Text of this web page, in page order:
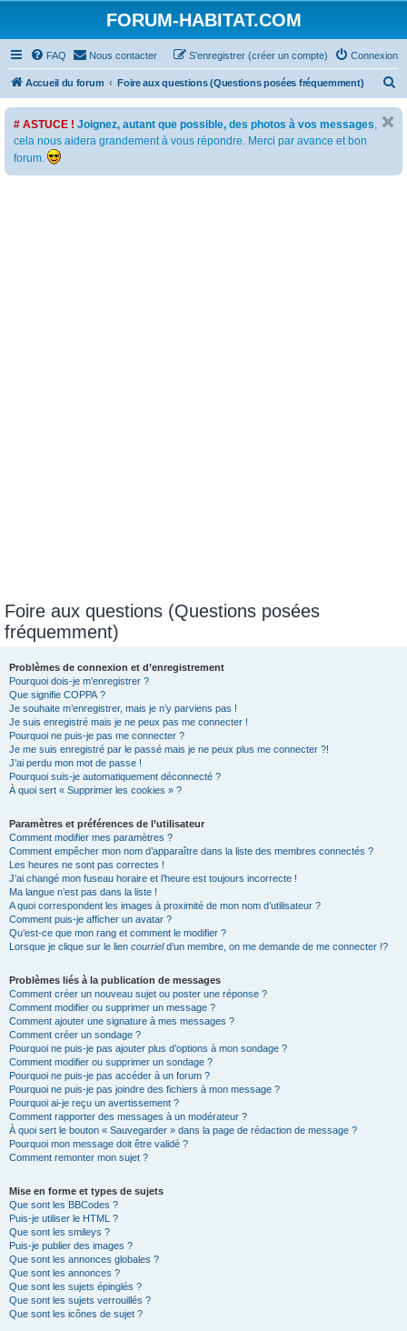
FORUM-HABITAT.COM
FAQ Nous contacter Connexion
S’enregistrer (créer un compte)
Accueil du forum Foire aux questions (Questions posées fréquemment)
e
# ASTUCE ! Joignez, autant que possible, des photos à vos messages,
cela nous aidera grandement à vous répondre. Merci par avance et bon
forum.
Foire aux questions (Questions posées
fréquemment)
Problèmes de connexion et d’enregistrement
Pourquoi dois-je m’enregistrer ?
Que signifie COPPA ?
Je souhaite m’enregistrer, mais je n’y parviens pas !
Je suis enregistré mais je ne peux pas me connecter !
Pourquoi ne puis-je pas me connecter ?
Je me suis enregistré par le passé mais je ne peux plus me connecter ?!
J’ai perdu mon mot de passe !
Pourquoi suis-je automatiquement déconnecté ?
À quoi sert « Supprimer les cookies » ?
Paramètres et préférences de l’utilisateur
Comment modifier mes paramètres ?
Comment empêcher mon nom d’apparaître dans la liste des membres connectés ?
Les heures ne sont pas correctes !
J’ai changé mon fuseau horaire et l’heure est toujours incorrecte !
Ma langue n’est pas dans la liste !
A quoi correspondent les images à proximité de mon nom d’utilisateur ?
Comment puis-je afficher un avatar ?
Qu’est-ce que mon rang et comment le modifier ?
Lorsque je clique sur le lien courrield’un membre, on me demande de me connecter !?
Problèmes liés à la publication de messages
Comment créer un nouveau sujet ou poster une réponse ?
Comment modifier ou supprimer un message ?
Comment ajouter une signature à mes messages ?
Comment créer un sondage ?
Pourquoi ne puis-je pas ajouter plus d’options à mon sondage ?
Comment modifier ou supprimer un sondage ?
Pourquoi ne puis-je pas accéder à un forum ?
Pourquoi ne puis-je pas joindre des fichiers à mon message ?
Pourquoi ai-je reçu un avertissement ?
Comment rapporter des messages à un modérateur ?
À quoi sert le bouton « Sauvegarder » dans la page de rédaction de message ?
Pourquoi mon message doit être validé ?
Comment remonter mon sujet ?
Mise en forme et types de sujets
Que sont les BBCodes ?
Puis-je utiliser le HTML ?
Que sont les smileys ?
Puis-je publier des images ?
Que sont les annonces globales ?
Que sont les annonces ?
Que sont les sujets épinglés ?
Que sont les sujets verrouillés ?
Que sont les icônes de sujet ?